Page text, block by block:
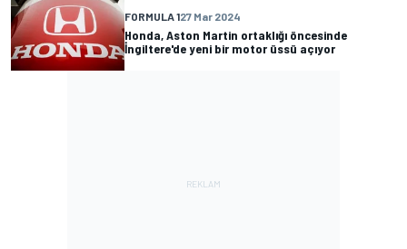
FORMULA 127 Mar 2024
Honda, Aston Martin ortaklığı öncesinde
İngiltere'de yeni bir motor üssü açıyor